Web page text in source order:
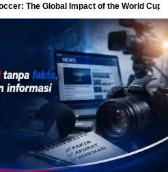
The Global Impact of the World Cup